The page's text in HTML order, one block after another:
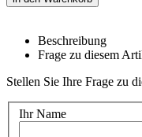
Beschreibung
Frage zu diesem
Stellen Sie Ihre Frage zu
Ihr Name